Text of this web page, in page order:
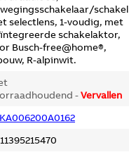
selectlens, 1-voudig, met
schakelaktor,
Busch-free@home®,
R-alpinwit.
-Vervallen